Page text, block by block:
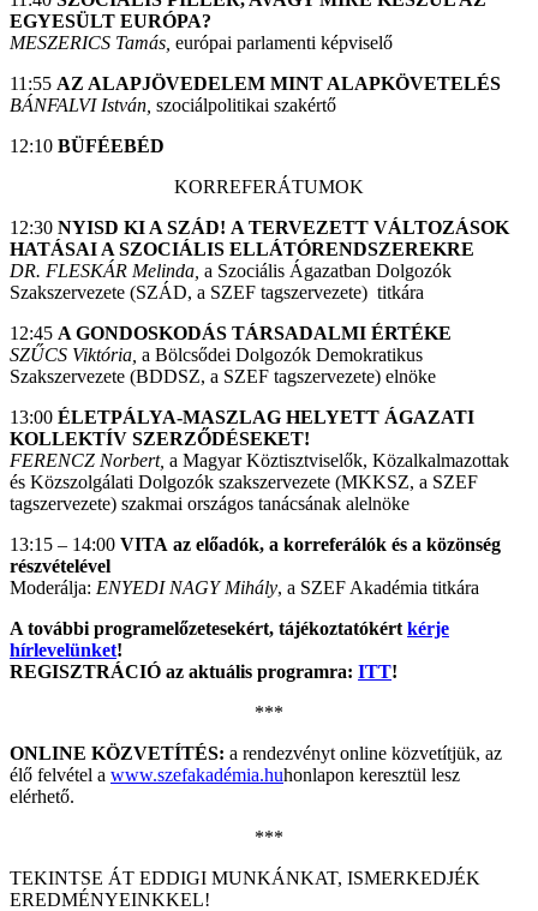
EGYESÜLT EURÓPA?
MESZERICS Tamás, európai parlamenti képviselő
11:55 AZ ALAPJÖVEDELEM MINT ALAPKÖVETELÉS
BÁNFALVI István, szociálpolitikai szakértő
12:10 BÜFÉEBÉD
KORREFERÁTUMOK
12:30 NYISD KI A SZÁD! A TERVEZETT VÁLTOZÁSOK
HATÁSAI A SZOCIÁLIS ELLÁTÓRENDSZEREKRE
DR. FLESKÁR Melinda, a Szociális Ágazatban Dolgozók
Szakszervezete (SZÁD, a SZEF tagszervezete) titkára
12:45 A GONDOSKODÁS TÁRSADALMI ÉRTÉKE
SZŰCS Viktória, a Bölcsődei Dolgozók Demokratikus
Szakszervezete (BDDSZ, a SZEF tagszervezete) elnöke
13:00 ÉLETPÁLYA-MASZLAG HELYETT ÁGAZATI
KOLLEKTÍV SZERZŐDÉSEKET!
FERENCZ Norbert, a Magyar Köztisztviselők, Közalkalmazottak
és Közszolgálati Dolgozók szakszervezete (MKKSZ, a SZEF
tagszervezete) szakmai országos tanácsának alelnöke
13:15 – 14:00 VITA az előadók, a korreferálók és a közönség
részvételével
Moderálja: ENYEDI NAGY Mihály, a SZEF Akadémia titkára
A további programelőzetesekért, tájékoztatókért kérje
hírlevelünket!
REGISZTRÁCIÓ az aktuális programra: ITT!
***
ONLINE KÖZVETÍTÉS: a rendezvényt online közvetítjük, az
élő felvétel a www.szefakadémia.huhonlapon keresztül lesz
elérhető.
***
TEKINTSE ÁT EDDIGI MUNKÁNKAT, ISMERKEDJÉK
EREDMÉNYEINKKEL!